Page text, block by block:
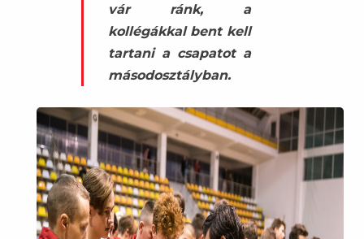
vár ránk, a
kollégákkal bent kell
tartani a csapatot a
másodosztályban.